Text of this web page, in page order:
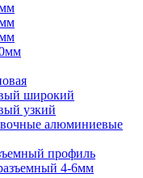
широкий
узкий
алюминиевые
профиль
4-6мм